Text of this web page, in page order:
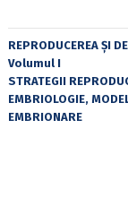
REPRODUCEREA ȘI
Volumul I
STRATEGII
EMBRIOLOGIE,
EMBRIONARE